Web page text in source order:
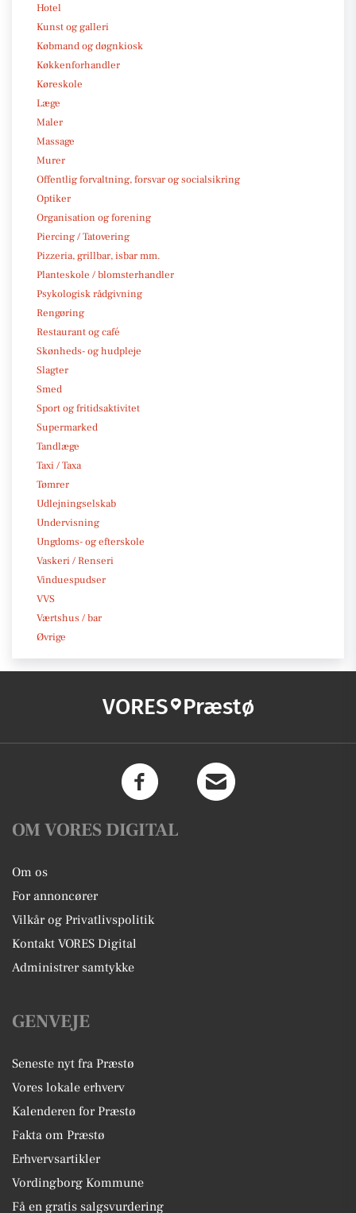
Hotel
Kunst og galleri
Købmand og døgnkiosk
Køkkenforhandler
Køreskole
Læge
Maler
Massage
Murer
Offentlig forvaltning, forsvar og socialsikring
Optiker
Organisation og forening
Piercing / Tatovering
Pizzeria, grillbar, isbar mm.
Planteskole / blomsterhandler
Psykologisk rådgivning
Rengøring
Restaurant og café
Skønheds- og hudpleje
Slagter
Smed
Sport og fritidsaktivitet
Supermarked
Tandlæge
Taxi / Taxa
Tømrer
Udlejningselskab
Undervisning
Ungdoms- og efterskole
Vaskeri / Renseri
Vinduespudser
VVS
Værtshus / bar
Øvrige
VORES Præstø
OM VORES DIGITAL
Om os
For annoncører
Vilkår og Privatlivspolitik
Kontakt VORES Digital
Administrer samtykke
GENVEJE
Seneste nyt fra Præstø
Vores lokale erhverv
Kalenderen for Præstø
Fakta om Præstø
Erhvervsartikler
Vordingborg Kommune
Få en gratis salgsvurdering